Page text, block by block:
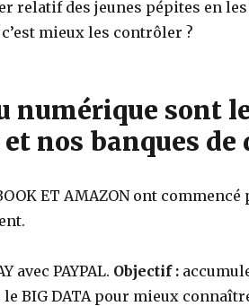
relatif des jeunes pépites en
mieux les contrôler ?
numérique sont
nos banques de
ET AMAZON ont
avec PAYPAL. Objectif :
BIG DATA pour mieux